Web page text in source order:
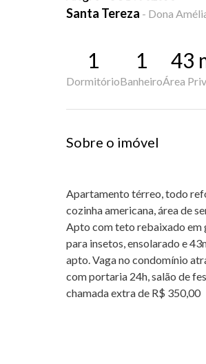
Santa Tereza - Dona
1
Dormitório
1
Banheiro
43
Área
Sobre o imóvel
Apartamento térreo, todo
cozinha americana, área de
Apto com teto rebaixado em
para insetos, ensolarado e
apto. Vaga no condomínio
com portaria 24h, salão de
chamada extra de R$ 350,00